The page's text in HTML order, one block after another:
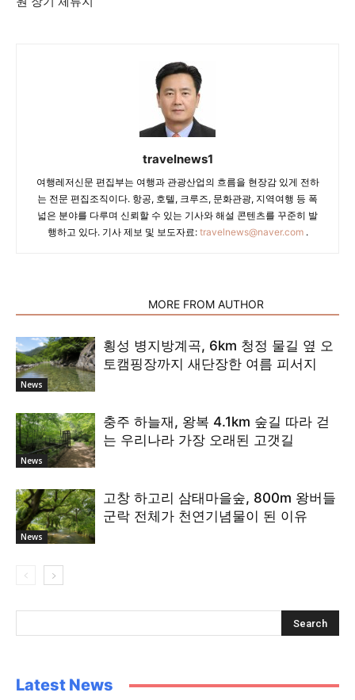
travelnews1
여행레저신문 편집부는 여행과 관광산업의 흐름을 현장감 있게 전하
는 전문 편집조직이다. 항공, 호텔, 크루즈, 문화관광, 지역여행 등 폭
넓은 분야를 다루며 신뢰할 수 있는 기사와 해설 콘텐츠를 꾸준히 발
행하고 있다. 기사 제보 및 보도자료: travelnews@naver.com.
MORE FROM AUTHOR
News
횡성 병지방계곡, 6km 청정 물길 옆 오
토캠핑장까지 새단장한 여름 피서지
News
충주 하늘재, 왕복 4.1km 숲길 따라 걷
는 우리나라 가장 오래된 고갯길
News
고창 하고리 삼태마을숲, 800m 왕버들
군락 전체가 천연기념물이 된 이유
Latest News